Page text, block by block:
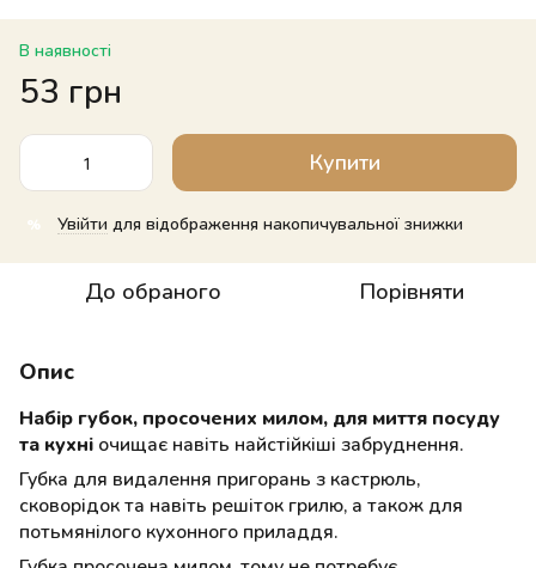
В наявності
53 грн
Купити
% Увійти для відображення накопичувальної знижки
До обраного Порівняти
Опис
Набір губок, просочених милом, для миття посуду
та кухні очищає навіть найстійкіші забруднення.
Губка для видалення пригорань з кастрюль,
сковорідок та навіть решіток грилю, а також для
потьмянілого кухонного приладдя.